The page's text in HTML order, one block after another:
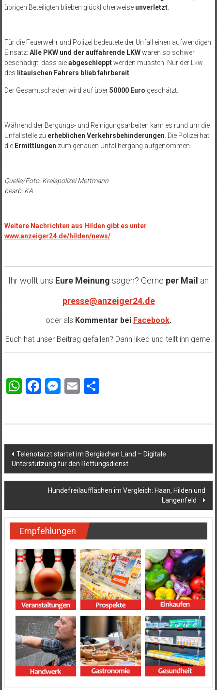
übrigen Beteiligten blieben glücklicherweise unverletzt.
Für die Feuerwehr und Polizei bedeutete der Unfall einen aufwendigen
Einsatz: Alle PKW und der auffahrende LKWwaren so schwer
beschädigt, dass sieabgeschlepptwerden mussten. Nur der Lkw
des litauischen Fahrers blieb fahrbereit.
Der Gesamtschaden wird auf über50000 Euro geschätzt.
Während der Bergungs- und Reinigungsarbeiten kam es rund um die
Unfallstelle zu erheblichen Verkehrsbehinderungen. Die Polizei hat
die Ermittlungen zum genauen Unfallhergang aufgenommen.
Quelle/Foto: Kreispolizei Mettmann
bearb. KA
Weitere Nachrichten aus Hilden gibt es unter
www.anzeiger24.de/hilden/news/
Ihr wollt uns Eure Meinung sagen? Gerne per Mail an
presse@anzeiger24.de
oder als Kommentar bei Facebook.
Euch hat unser Beitrag gefallen? Dann liked und teilt ihn gerne.
WhatsApp
Facebook
Messenger
EmailTeilen
Beitragsnavigation
Telenotarzt startet im Bergischen Land – Digitale
Unterstützung für den Rettungsdienst
Hundefreilaufflächen im Vergleich: Haan, Hilden und
Langenfeld
Empfehlungen